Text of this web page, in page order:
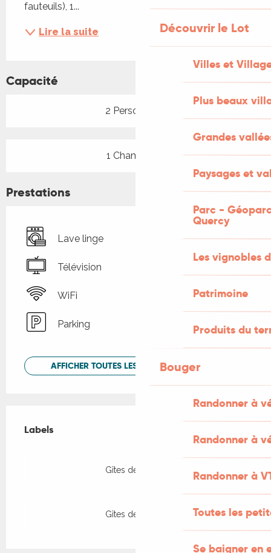
Découvrir le Lot
Villes et
Plus beaux
Grandes
Paysages et
Parc -
Quercy
Les vignobles
Patrimoine
Produits du
Bouger
Randonner à
Randonner à
Randonner à
Toutes les
Se baigner en
fauteuils), 1...
Lire la suite
Capacité
2 Personne(s)
1 Chambre(s)
Prestations
Lave linge
Télévision
WiFi
Parking
AFFICHER TOUTES LES PRESTATIONS
Labels
Labels
Gîtes de France
Gîtes de France